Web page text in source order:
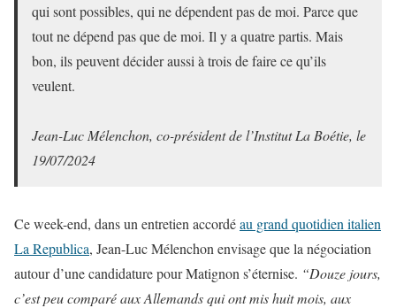
qui sont possibles, qui ne dépendent pas de moi. Parce que
tout ne dépend pas que de moi. Il y a quatre partis. Mais
bon, ils peuvent décider aussi à trois de faire ce qu’ils
veulent.
Jean-Luc Mélenchon, co-président de l’Institut La Boétie, le
19/07/2024
Ce week-end, dans un entretien accordéau grand quotidien italien
La Republica, Jean-Luc Mélenchon envisage que la négociation
autour d’une candidature pour Matignon s’éternise. “Douze jours,
c’est peu comparé aux Allemands qui ont mis huit mois, aux